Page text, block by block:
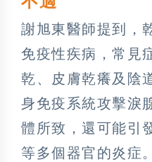
謝旭東醫師提到，
免疫性疾病，常見
乾、皮膚乾癢及陰
身免疫系統攻擊淚
體所致，還可能引
等多個器官的炎症